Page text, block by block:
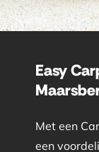
Easy
Met een
een